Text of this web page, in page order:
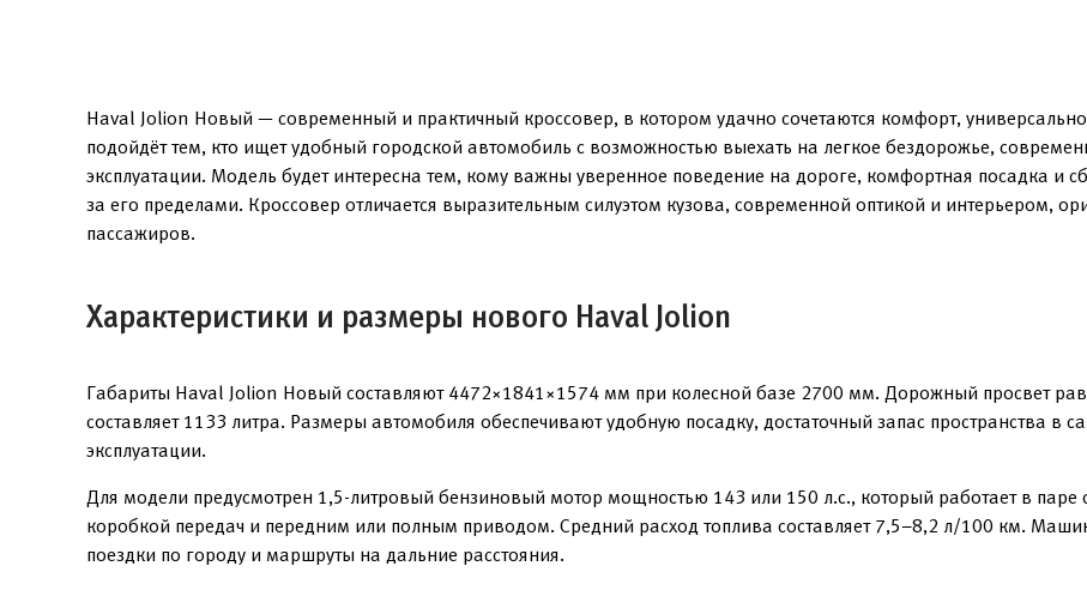
Haval Jolion Новый — современный и практичный кроссовер, в котором удачно сочетаются комфорт,
подойдёт тем, кто ищет удобный городской автомобиль с возможностью выехать на легкое бездорожье,
эксплуатации. Модель будет интересна тем, кому важны уверенное поведение на дороге, комфортная посадка и
за его пределами. Кроссовер отличается выразительным силуэтом кузова, современной оптикой и интерьером,
пассажиров.
Характеристики и размеры нового Haval Jolion
Габариты Haval Jolion Новый составляют 4472×1841×1574 мм при колесной базе 2700 мм. Дорожный просвет
составляет 1133 литра. Размеры автомобиля обеспечивают удобную посадку, достаточный запас пространства в
эксплуатации.
Для модели предусмотрен 1,5-литровый бензиновый мотор мощностью 143 или 150 л.с., который работает в паре
коробкой передач и передним или полным приводом. Средний расход топлива составляет 7,5–8,2 л/100 км.
поездки по городу и маршруты на дальние расстояния.